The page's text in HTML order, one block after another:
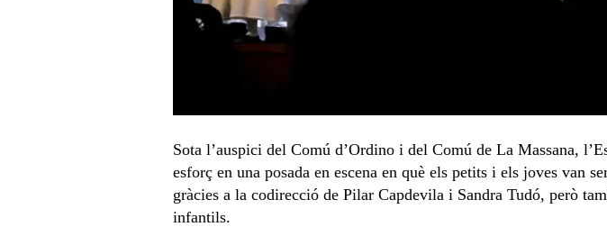
Sota l’auspici del Comú d’Ordino i del Comú de La Massana,
esforç en una posada en escena en què els petits i els joves van
gràcies a la codirecció de Pilar Capdevila i Sandra Tudó, però
infantils.